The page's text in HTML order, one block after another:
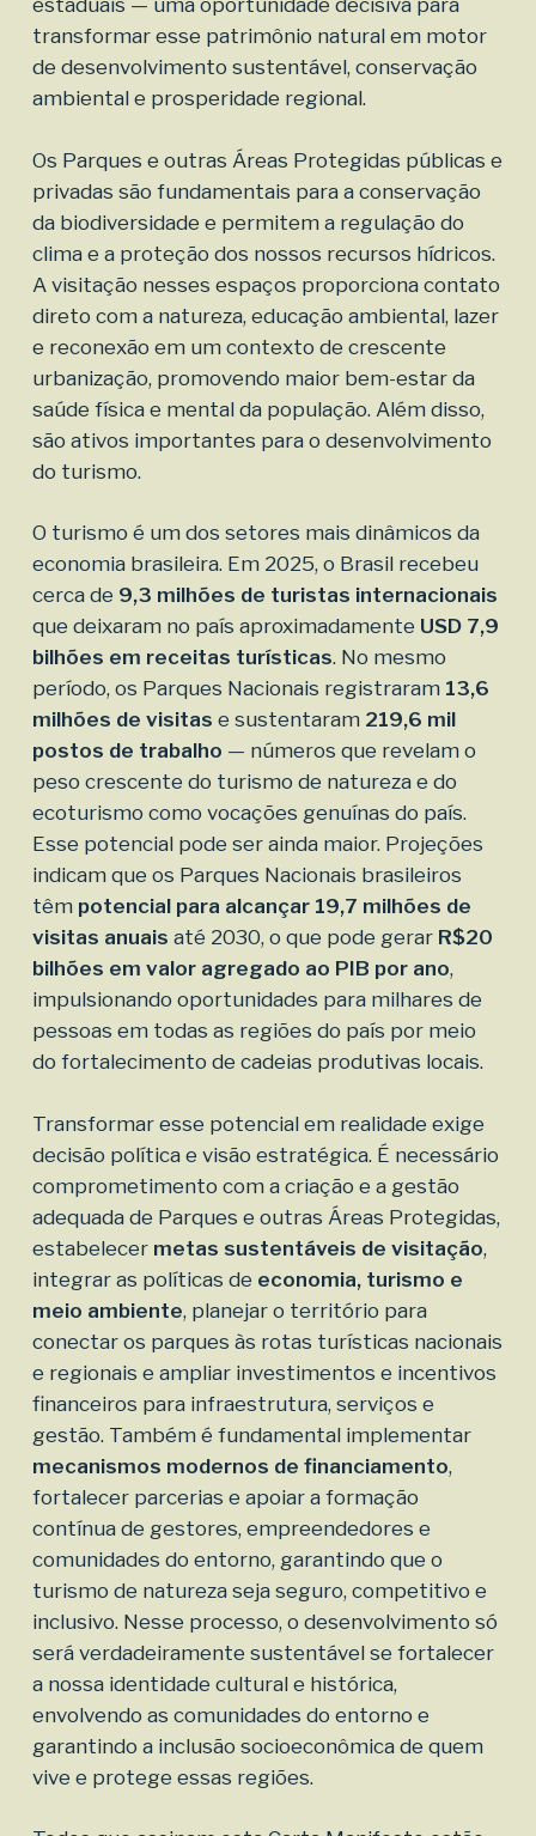
estaduais — uma oportunidade decisiva para
transformar esse patrimônio natural em motor
de desenvolvimento sustentável, conservação
ambiental e prosperidade regional.
Os Parques e outras Áreas Protegidas públicas e
privadas são fundamentais para a conservação
da biodiversidade e permitem a regulação do
clima e a proteção dos nossos recursos hídricos.
A visitação nesses espaços proporciona contato
direto com a natureza, educação ambiental, lazer
e reconexão em um contexto de crescente
urbanização, promovendo maior bem-estar da
saúde física e mental da população. Além disso,
são ativos importantes para o desenvolvimento
do turismo.
O turismo é um dos setores mais dinâmicos da
economia brasileira. Em 2025, o Brasil recebeu
cerca de 9,3 milhões de turistas internacionais
que deixaram no país aproximadamente USD 7,9
bilhões em receitas turísticas. No mesmo
período, os Parques Nacionais registraram 13,6
milhões de visitas e sustentaram 219,6 mil
postos de trabalho — números que revelam o
peso crescente do turismo de natureza e do
ecoturismo como vocações genuínas do país.
Esse potencial pode ser ainda maior. Projeções
indicam que os Parques Nacionais brasileiros
têm potencial para alcançar 19,7 milhões de
visitas anuais até 2030, o que pode gerar R$20
bilhões em valor agregado ao PIB por ano,
impulsionando oportunidades para milhares de
pessoas em todas as regiões do país por meio
do fortalecimento de cadeias produtivas locais.
Transformar esse potencial em realidade exige
decisão política e visão estratégica. É necessário
comprometimento com a criação e a gestão
adequada de Parques e outras Áreas Protegidas,
estabelecer metas sustentáveis de visitação,
integrar as políticas de economia, turismo e
meio ambiente, planejar o território para
conectar os parques às rotas turísticas nacionais
e regionais e ampliar investimentos e incentivos
financeiros para infraestrutura, serviços e
gestão. Também é fundamental implementar
mecanismos modernos de financiamento,
fortalecer parcerias e apoiar a formação
contínua de gestores, empreendedores e
comunidades do entorno, garantindo que o
turismo de natureza seja seguro, competitivo e
inclusivo. Nesse processo, o desenvolvimento só
será verdadeiramente sustentável se fortalecer
a nossa identidade cultural e histórica,
envolvendo as comunidades do entorno e
garantindo a inclusão socioeconômica de quem
vive e protege essas regiões.